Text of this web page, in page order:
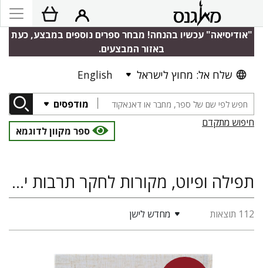
"אודיסיאה" עכשיו בהנחה! מבחר ספרים נוספים במבצע, כעת
באזור המבצעים.
שלח אל: מחוץ לישראל English
מודפסים
חיפוש מתקדם
ספר מקוון לדוגמא
תפילה ופיוט, מקורות לחקר תרבות ישראל
112 תוצאות מחדש לישן